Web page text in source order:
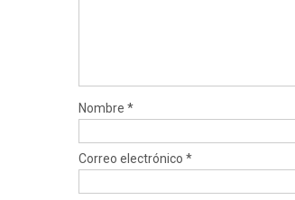
Nombre *
Correo electrónico *